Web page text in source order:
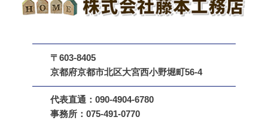
〒603-8405
京都府京都市北区大宮西小野堀町56-4
代表直通：090-4904-6780
事務所：075-491-0770